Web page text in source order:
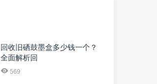
回收旧硒鼓墨盒多少钱一个？
全面解析回
569